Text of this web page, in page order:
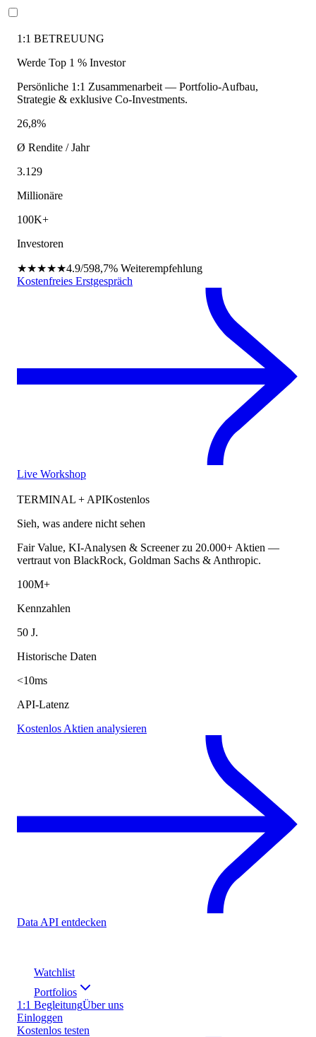
1:1 BETREUUNG
Werde Top 1 % Investor
Persönliche 1:1 Zusammenarbeit — Portfolio-Aufbau,
Strategie & exklusive Co-Investments.
26,8%
Ø Rendite / Jahr
3.129
Millionäre
100K+
Investoren
★★★★★4.9/598,7% Weiterempfehlung
Kostenfreies Erstgespräch
Live Workshop
TERMINAL + APIKostenlos
Sieh, was andere nicht sehen
Fair Value, KI-Analysen & Screener zu 20.000+ Aktien —
vertraut von BlackRock, Goldman Sachs & Anthropic.
100M+
Kennzahlen
50 J.
Historische Daten
<10ms
API-Latenz
Kostenlos Aktien analysieren
Data API entdecken
Watchlist
Portfolios
1:1 BegleitungÜber uns
Einloggen
Kostenlos testen